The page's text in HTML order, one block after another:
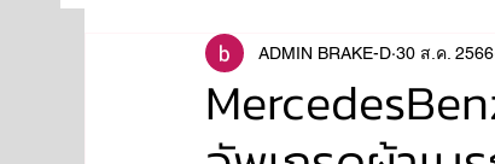
BENTLEY LEXUS ยางรถยนต์
MAHLE MAZDA
ADMIN BRAKE-D 30 ส.ค. 2566